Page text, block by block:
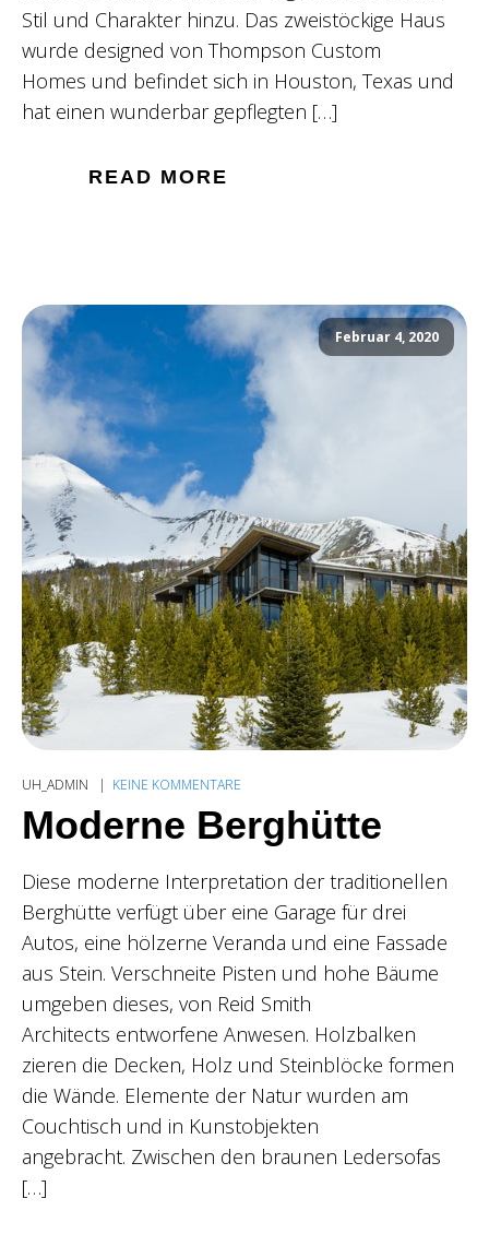
Stil und Charakter hinzu. Das zweistöckige Haus
wurde designed von Thompson Custom
Homes und befindet sich in Houston, Texas und
hat einen wunderbar gepflegten […]
READ MORE
Februar 4, 2020
UH_ADMIN KEINE KOMMENTARE
Moderne Berghütte
Diese moderne Interpretation der traditionellen
Berghütte verfügt über eine Garage für drei
Autos, eine hölzerne Veranda und eine Fassade
aus Stein. Verschneite Pisten und hohe Bäume
umgeben dieses, von Reid Smith
Architects entworfene Anwesen. Holzbalken
zieren die Decken, Holz und Steinblöcke formen
die Wände. Elemente der Natur wurden am
Couchtisch und in Kunstobjekten
angebracht. Zwischen den braunen Ledersofas
[…]